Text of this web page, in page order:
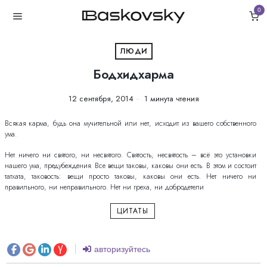
0
ЛЮДИ
Бодхидхарма
12 сентября, 2014 1 минута чтения
Всякая карма, будь она мучительной или нет, исходит из вашего собственного
ума.
Нет ничего ни святого, ни несвятого. Святость, несвятость – всё это установки
нашего ума, предубеждения. Все вещи таковы, каковы они есть. В этом и состоит
татхата, таковость: вещи просто таковы, каковы они есть. Нет ничего ни
правильного, ни неправильного. Нет ни греха, ни добродетели
ЦИТАТЫ
авторизуйтесь